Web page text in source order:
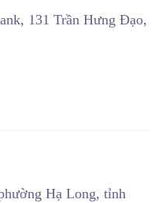
131 Trần Hưng Đạo,
Hạ Long, tỉnh